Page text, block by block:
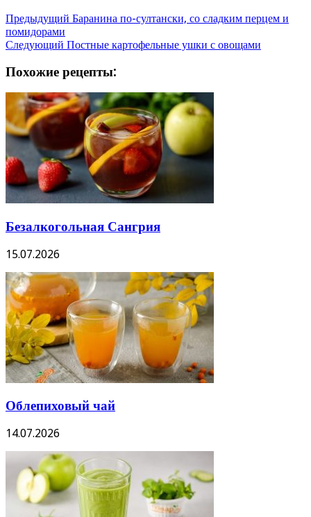
Предыдущий Баранина по-султански, со сладким перцем и
помидорами
Следующий Постные картофельные ушки с овощами
Похожие рецепты:
Безалкогольная Сангрия
15.07.2026
Облепиховый чай
14.07.2026